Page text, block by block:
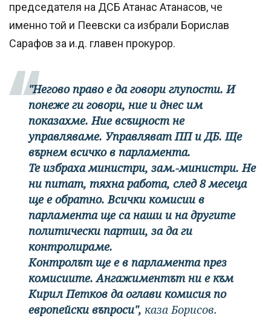
председателя на ДСБ Атанас Атанасов, че
именно той и Пеевски са избрали Борислав
Сарафов за и.д. главен прокурор.
"Негово право е да говори глупости. И
понеже ги говори, ние и днес им
показахме. Ние всъщност не
управляваме. Управляват ПП и ДБ. Ще
върнем всичко в парламента.
Те избраха министри, зам.-министри. Не
ни питат, тяхна работа, след 8 месеца
ще е обратно. Всички комисии в
парламента ще са наши и на другите
политически партии, за да ги
контролираме.
Контролът ще е в парламента през
комисиите. Ангажиментът ни е към
Кирил Петков да оглави комисия по
европейски въпроси", каза Борисов.